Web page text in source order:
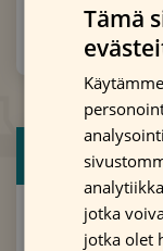
Tämä
jotka
jotka olet